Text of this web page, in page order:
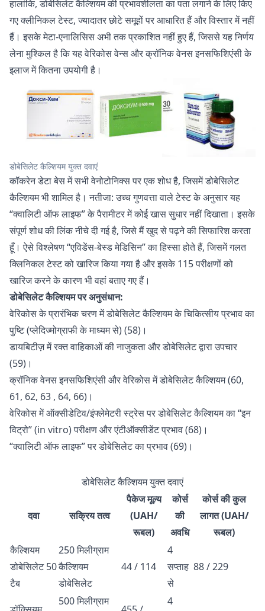
हालांकि, डोबेसिलेट कैल्शियम की प्रभावशीलता का पता लगाने के लिए किए
गए क्लीनिकल टेस्ट, ज्यादातर छोटे समूहों पर आधारित हैं और विस्तार में नहीं
हैं। इसके मेटा-एनालिसिस अभी तक प्रकाशित नहीं हुए हैं, जिससे यह निर्णय
लेना मुश्किल है कि यह वेरिकोस वेन्स और क्रॉनिक वेनस इनसफिशिएंसी के
इलाज में कितना उपयोगी है।
डोबेसिलेट कैल्शियम युक्त दवाएं
कॉकरेन डेटा बेस में सभी वेनोटोनिक्स पर एक शोध है, जिसमें डोबेसिलेट
कैल्शियम भी शामिल है। नतीजा: उच्च गुणवत्ता वाले टेस्ट के अनुसार यह
“क्वालिटी ऑफ लाइफ” के पैरामीटर में कोई खास सुधार नहीं दिखाता। इसके
संपूर्ण शोध की लिंक नीचे दी गई है, जिसे मैं खुद से पढ़ने की सिफारिश करता
हूँ। ऐसे विश्लेषण “एविडेंस-बेस्ड मेडिसिन” का हिस्सा होते हैं, जिसमें गलत
क्लिनिकल टेस्ट को खारिज किया गया है और इसके 115 परीक्षणों को
खारिज करने के कारण भी वहां बताए गए हैं।
डोबेसिलेट कैल्शियम पर अनुसंधान:
वेरिकोस के प्रारंभिक चरण में डोबेसिलेट कैल्शियम के चिकित्सीय प्रभाव का
पुष्टि (प्लेदिज्मोग्राफी के माध्यम से) (58)।
डायबिटीज़ में रक्त वाहिकाओं की नाजुकता और डोबेसिलेट द्वारा उपचार
(59)।
क्रॉनिक वेनस इनसफिशिएंसी और वेरिकोस में डोबेसिलेट कैल्शियम (60,
61, 62, 63 , 64, 66)।
वेरिकोस में ऑक्सीडेटिव/इंफ्लेमेटरी स्ट्रेस पर डोबेसिलेट कैल्शियम का “इन
विट्रो” (in vitro) परीक्षण और एंटीऑक्सीडेंट प्रभाव (68)।
“क्वालिटी ऑफ लाइफ” पर डोबेसिलेट का प्रभाव (69)।
डोबेसिलेट कैल्शियम युक्त दवाएं
दवा सक्रिय तत्व
पैकेज मूल्य
(UAH/
रूबल)
कोर्स
की
अवधि
कोर्स की कुल
लागत (UAH/
रूबल)
कैल्शियम
डोबेसिलेट 50
टैब
250 मिलीग्राम
कैल्शियम
डोबेसिलेट
44 / 114
4
सप्ताह
से
88 / 229
500 मिलीग्राम
4